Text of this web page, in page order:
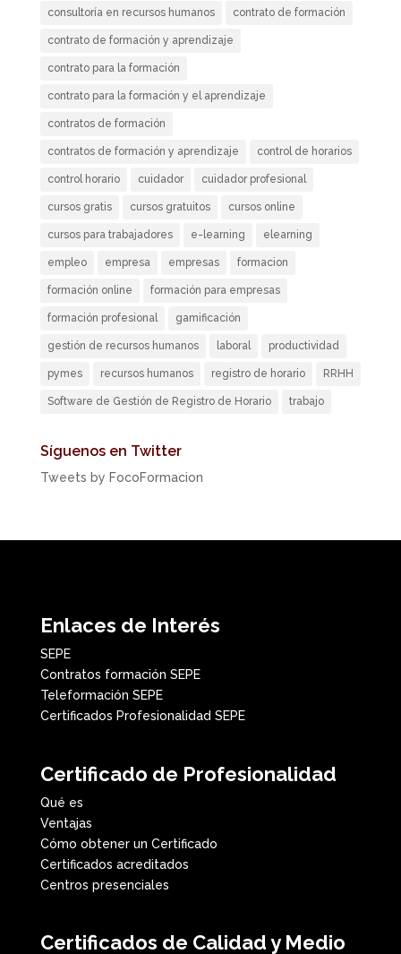
consultoría en recursos humanos contrato de formación
contrato de formación y aprendizaje
contrato para la formación
contrato para la formación y el aprendizaje
contratos de formación
contratos de formación y aprendizaje control de horarios
control horario cuidador cuidador profesional
cursos gratis cursos gratuitos cursos online
cursos para trabajadores e-learning elearning
empleo empresa empresas formacion
formación online formación para empresas
formación profesional gamificación
gestión de recursos humanos laboral productividad
pymes recursos humanos registro de horario RRHH
Software de Gestión de Registro de Horario trabajo
Síguenos en Twitter
Tweets by FocoFormacion
Enlaces de Interés
SEPE
Contratos formación SEPE
Teleformación SEPE
Certificados Profesionalidad SEPE
Certificado de Profesionalidad
Qué es
Ventajas
Cómo obtener un Certificado
Certificados acreditados
Centros presenciales
Certificados de Calidad y Medio